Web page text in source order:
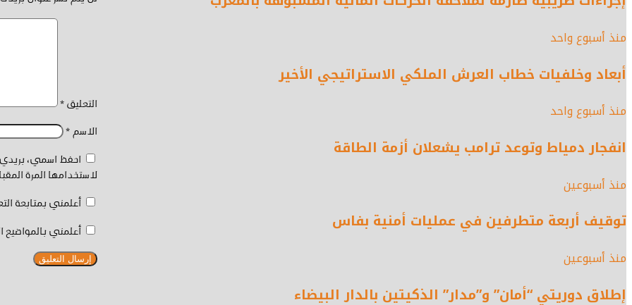
منذ أسبوع واحد
أبعاد وخلفيات خطاب العرش الملكي الاستراتيجي الأخير
منذ أسبوع واحد
انفجار دمياط وتوعد ترامب يشعلان أزمة الطاقة
منذ أسبوعين
توقيف أربعة متطرفين في عمليات أمنية بفاس
منذ أسبوعين
إطلاق دوريتي “أمان” و”مدار” الذكيتين بالدار البيضاء
التعليق *
الاسم *
احفظ اسمي، بريدي
لاستخدامها المرة
أعلمني بمتابعة
أعلمني بالمواضيع